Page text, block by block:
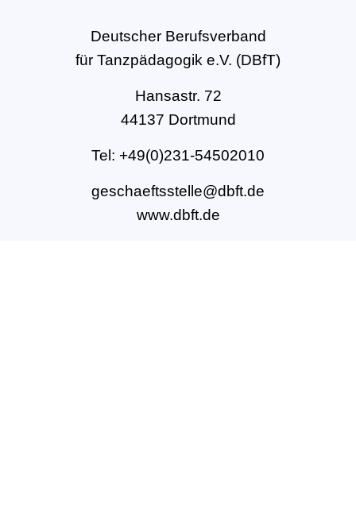
Deutscher Berufsverband
für Tanzpädagogik e.V. (DBfT)
Hansastr. 72
44137 Dortmund
Tel: +49(0)231-54502010
geschaeftsstelle@dbft.de
www.dbft.de